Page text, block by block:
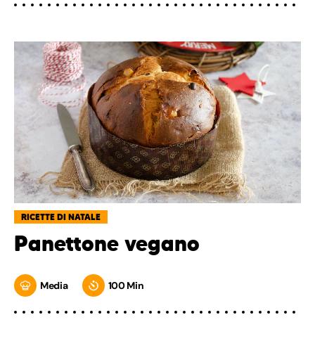
RICETTE DI NATALE
Panettone vegano
Media 100 Min